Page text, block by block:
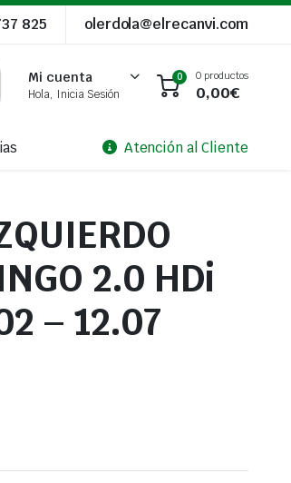
825 olerdola@elrecanvi.com
Mi cuenta
Hola, Inicia Sesión
0 0 productos
0,00€
Atención al Cliente
2.0 HDi
– 12.07